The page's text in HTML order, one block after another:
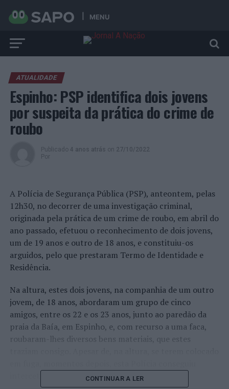
MENU
ATUALIDADE
Espinho: PSP identifica dois jovens
por suspeita da prática do crime de
roubo
Publicado 4 anos atrás on 27/10/2022
Por
A Polícia de Segurança Pública (PSP), anteontem, pelas
12h30, no decorrer de uma investigação criminal,
originada pela prática de um crime de roubo, em abril do
ano passado, efetuou o reconhecimento de dois jovens,
um de 19 anos e outro de 18 anos, e constituiu-os
arguidos, pelo que prestaram Termo de Identidade e
Residência.
Na altura, estes dois jovens, na companhia de um outro
jovem, de 18 anos, abordaram um grupo de cinco
amigos, entre os 22 e os 23 anos, junto ao paredão da
praia da Baía, em Espinho, e, com recurso a uma faca,
roubaram-lhes diversos bens materiais, que estes
CONTINUAR A LER